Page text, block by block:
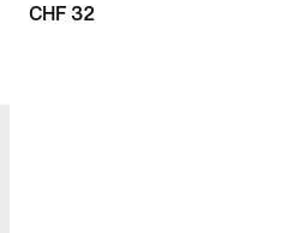
CHF 32